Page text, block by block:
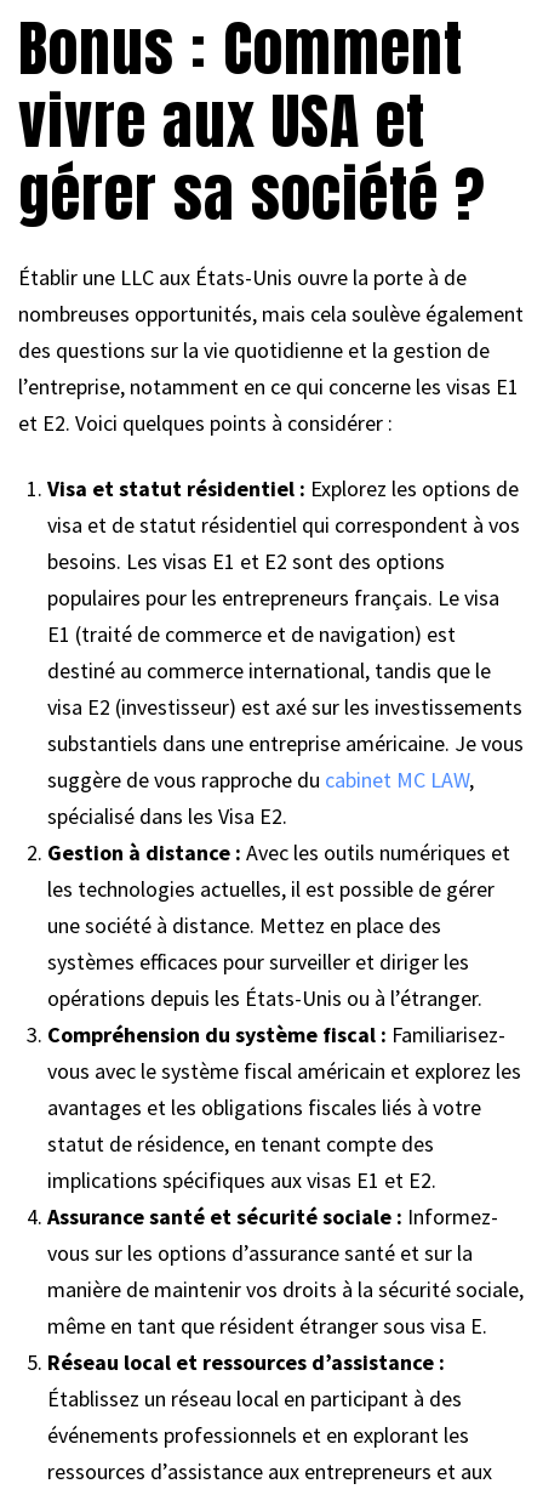
Bonus : Comment
vivre aux USA et
gérer sa société ?
Établir une LLC aux États-Unis ouvre la porte à de
nombreuses opportunités, mais cela soulève également
des questions sur la vie quotidienne et la gestion de
l’entreprise, notamment en ce qui concerne les visas E1
et E2. Voici quelques points à considérer :
Visa et statut résidentiel : Explorez les options de
visa et de statut résidentiel qui correspondent à vos
besoins. Les visas E1 et E2 sont des options
populaires pour les entrepreneurs français. Le visa
E1 (traité de commerce et de navigation) est
destiné au commerce international, tandis que le
visa E2 (investisseur) est axé sur les investissements
substantiels dans une entreprise américaine. Je vous
suggère de vous rapproche du cabinet MC LAW,
spécialisé dans les Visa E2.
Gestion à distance : Avec les outils numériques et
les technologies actuelles, il est possible de gérer
une société à distance. Mettez en place des
systèmes efficaces pour surveiller et diriger les
opérations depuis les États-Unis ou à l’étranger.
Compréhension du système fiscal : Familiarisez-
vous avec le système fiscal américain et explorez les
avantages et les obligations fiscales liés à votre
statut de résidence, en tenant compte des
implications spécifiques aux visas E1 et E2.
Assurance santé et sécurité sociale : Informez-
vous sur les options d’assurance santé et sur la
manière de maintenir vos droits à la sécurité sociale,
même en tant que résident étranger sous visa E.
Réseau local et ressources d’assistance :
Établissez un réseau local en participant à des
événements professionnels et en explorant les
ressources d’assistance aux entrepreneurs et aux